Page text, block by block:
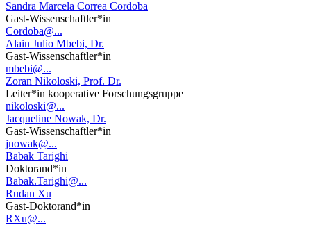
Sandra Marcela Correa Cordoba
Gast-Wissenschaftler*in
Cordoba@...
Alain Julio Mbebi, Dr.
Gast-Wissenschaftler*in
mbebi@...
Zoran Nikoloski, Prof. Dr.
Leiter*in kooperative Forschungsgruppe
nikoloski@...
Jacqueline Nowak, Dr.
Gast-Wissenschaftler*in
jnowak@...
Babak Tarighi
Doktorand*in
Babak.Tarighi@...
Rudan Xu
Gast-Doktorand*in
RXu@...